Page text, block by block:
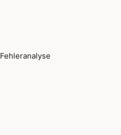
Fehleranalyse